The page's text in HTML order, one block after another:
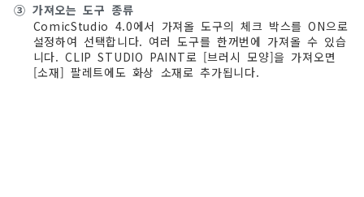
③ 가져오는 도구 종류
ComicStudio 4.0에서 가져올 도구의 체크 박스를 ON으로
설정하여 선택합니다. 여러 도구를 한꺼번에 가져올 수 있습
니다. CLIP STUDIO PAINT로 [브러시 모양]을 가져오면
[소재] 팔레트에도 화상 소재로 추가됩니다.